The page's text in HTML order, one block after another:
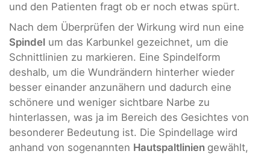
und den Patienten fragt ob er noch etwas spürt.
Nach dem Überprüfen der Wirkung wird nun eine
Spindel um das Karbunkel gezeichnet, um die
Schnittlinien zu markieren. Eine Spindelform
deshalb, um die Wundrändern hinterher wieder
besser einander anzunähern und dadurch eine
schönere und weniger sichtbare Narbe zu
hinterlassen, was ja im Bereich des Gesichtes von
besonderer Bedeutung ist. Die Spindellage wird
anhand von sogenannten Hautspaltlinien gewählt,